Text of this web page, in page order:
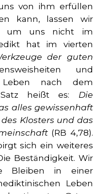
von ihm erfüllen
kann, lassen wir
um uns nicht im
hat im vierten
der guten
und
nach dem
heißt es: Die
alles gewissenhaft
Klosters und das
(RB 4,78).
sich ein weiteres
Beständigkeit. Wir
Bleiben in einer
Leben